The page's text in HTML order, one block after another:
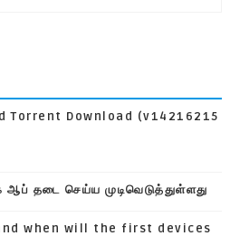
Torrent Download (v14216215
ஆப் தடை செய்ய முடிவெடுத்துள்ளது
when will the first devices